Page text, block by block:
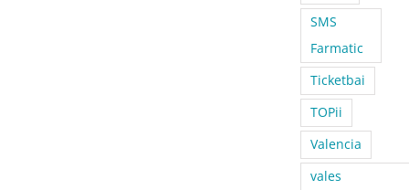
SMS
Farmatic
Ticketbai
TOPii
Valencia
vales